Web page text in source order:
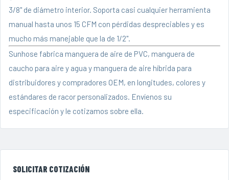
3/8" de diámetro interior. Soporta casi cualquier herramienta
manual hasta unos 15 CFM con pérdidas despreciables y es
mucho más manejable que la de 1/2".
Sunhose fabrica manguera de aire de PVC, manguera de
caucho para aire y agua y manguera de aire híbrida para
distribuidores y compradores OEM, en longitudes, colores y
estándares de racor personalizados. Envíenos su
especificación y le cotizamos sobre ella.
SOLICITAR COTIZACIÓN